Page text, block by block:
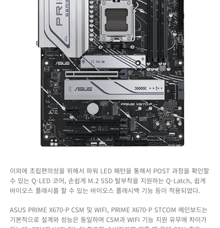
이외에 조립편의성을 위해서 파워 LED 패턴을 통해서 POST 과정을 확인할
수 있는 Q-LED 코어, 손쉽게 M.2 SSD 탈부착을 지원하는 Q-Latch, 쉽게
바이오스 플래시를 할 수 있는 바이오스 플래시백 기능 등이 적용되었다.
ASUS PRIME X670-P CSM 및 WIFI, PRIME X670-P STCOM 메인보드는
기본적으로 설계와 성능은 동일하며 CSM과 WIFI 기능 지원 유무에 차이가